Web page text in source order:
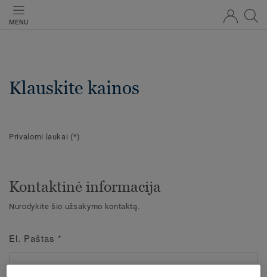
MENU
Klauskite kainos
Privalomi laukai (*)
Kontaktinė informacija
Nurodykite šio užsakymo kontaktą.
El. Paštas *